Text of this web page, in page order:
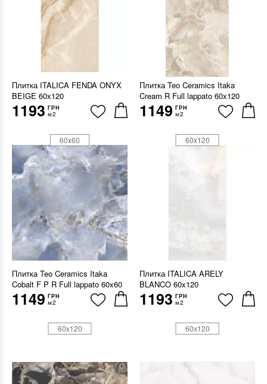
Плитка ITALICA FENDA ONYX
BEIGE 60x120
1193 ГРН
м2
Плитка Teo Ceramics Itaka
Cream R Full lappato 60x120
1149 ГРН
м2
Плитка Teo Ceramics Itaka
Cobalt F P R Full lappato 60x60
1149 ГРН
м2
60x60
Плитка ITALICA ARELY
BLANCO 60x120
1193 ГРН
м2
60x120
60x120 60x120